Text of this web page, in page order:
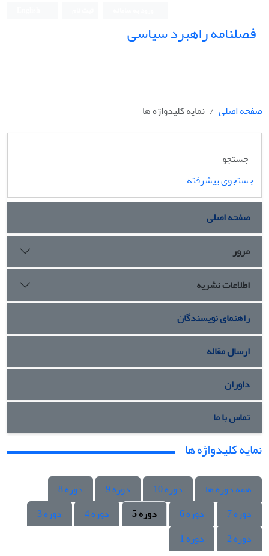
فصلنامه راهبرد سیاسی
صفحه اصلی نمایه کلیدواژه ها
جستجوی پیشرفته
صفحه اصلی
مرور
اطلاعات نشریه
راهنمای نویسندگان
ارسال مقاله
داوران
تماس با ما
نمایه کلیدواژه ها
همه دوره ها دوره 10 دوره 9
دوره 8
دوره 7
دوره 6 دوره 5 دوره 4
دوره 3
دوره 2
دوره 1